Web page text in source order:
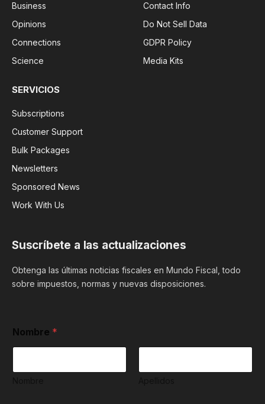
Business
Opinions
Connections
Science
Contact Info
Do Not Sell Data
GDPR Policy
Media Kits
SERVICIOS
Subscriptions
Customer Support
Bulk Packages
Newsletters
Sponsored News
Work With Us
Suscríbete a las actualizaciones
Obtenga las últimas noticias fiscales en Mundo Fiscal, todo
sobre impuestos, normas y nuevas disposiciones.
Nombre *